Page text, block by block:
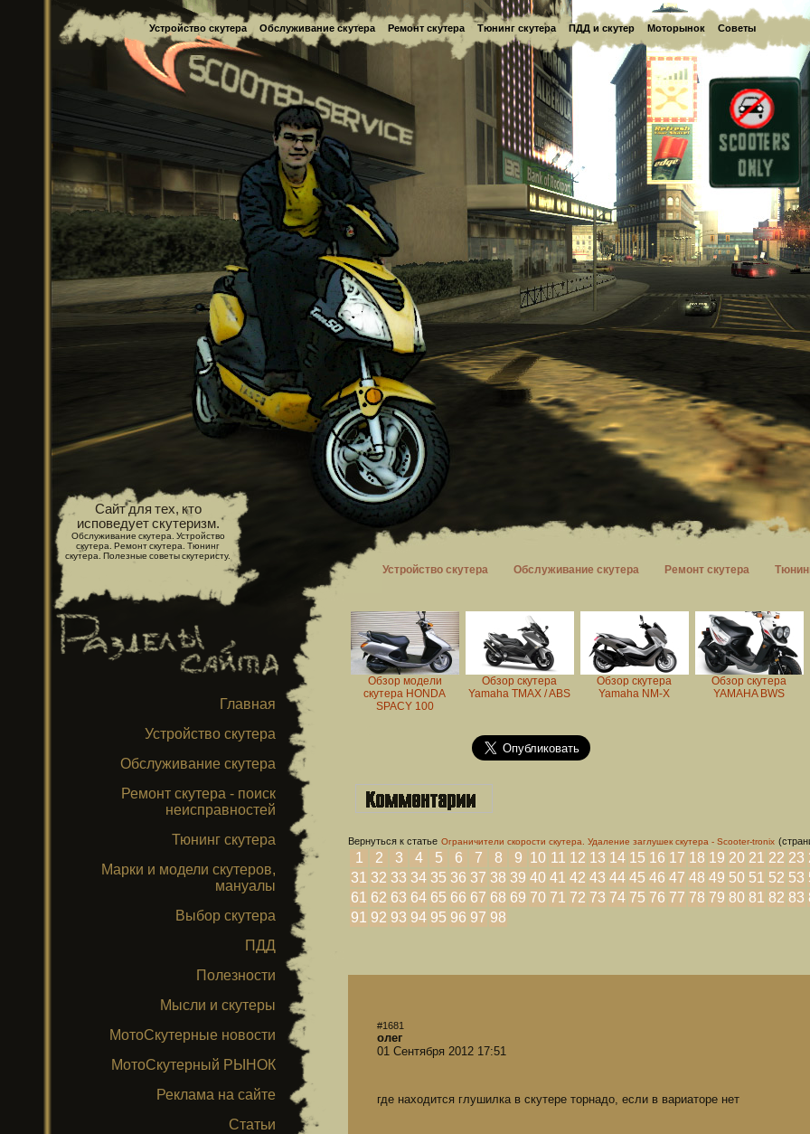
Устройство скутера Обслуживание скутера Ремонт скутера Тюнинг скутера ПДД и скутер Моторынок Советы
Сайт для тех, кто
исповедует скутеризм.
Обслуживание скутера. Устройство
скутера. Ремонт скутера. Тюнинг
скутера. Полезные советы скутеристу.
Главная
Устройство скутера
Обслуживание скутера
Ремонт скутера - поиск
неисправностей
Тюнинг скутера
Марки и модели скутеров,
мануалы
Выбор скутера
ПДД
Полезности
Мысли и скутеры
МотоСкутерные новости
МотоСкутерный РЫНОК
Реклама на сайте
Статьи
Устройство скутера Обслуживание скутера Ремонт скутера
Обзор модели
скутера HONDA
SPACY 100
Обзор скутера
Yamaha TMAX / ABS
Обзор скутера
Yamaha NM-X
Обзор скутера
YAMAHA BWS
Вернуться к статье Ограничители скорости скутера. Удаление заглушек скутера - Scooter-tronix
1 2 3 4 5 6 7 8 9 10 11 12 13 14 15 16 17 18 19 20 21 22 23
31 32 33 34 35 36 37 38 39 40 41 42 43 44 45 46 47 48 49 50 51 52 53
61 62 63 64 65 66 67 68 69 70 71 72 73 74 75 76 77 78 79 80 81 82 83
91 92 93 94 95 96 97 98
#1681
олег
01 Сентября 2012 17:51
где находится глушилка в скутере торнадо, если в вариаторе нет